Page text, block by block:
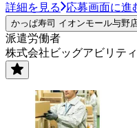
詳細を見る 応募画面に進
かっぱ寿司 イオンモール与野
派遣労働者
株式会社ビッグアビリテ